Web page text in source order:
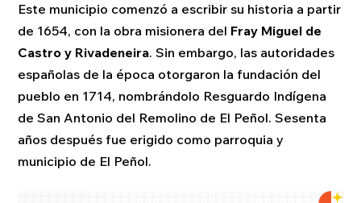
Este municipio comenzó a escribir su historia a partir
de 1654, con la obra misionera del Fray Miguel de
Castro y Rivadeneira. Sin embargo, las autoridades
españolas de la época otorgaron la fundación del
pueblo en 1714, nombrándolo Resguardo Indígena
de San Antonio del Remolino de El Peñol. Sesenta
años después fue erigido como parroquia y
municipio de El Peñol.